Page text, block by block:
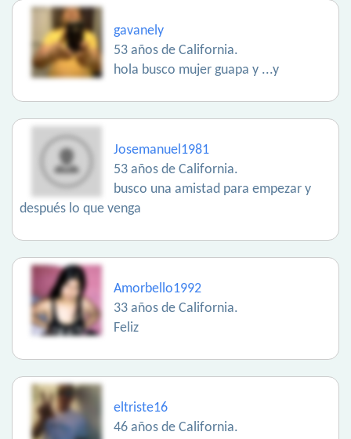
gavanely
53 años de California.
hola busco mujer guapa y ...y
Josemanuel1981
53 años de California.
busco una amistad para empezar y
después lo que venga
Amorbello1992
33 años de California.
Feliz
eltriste16
46 años de California.